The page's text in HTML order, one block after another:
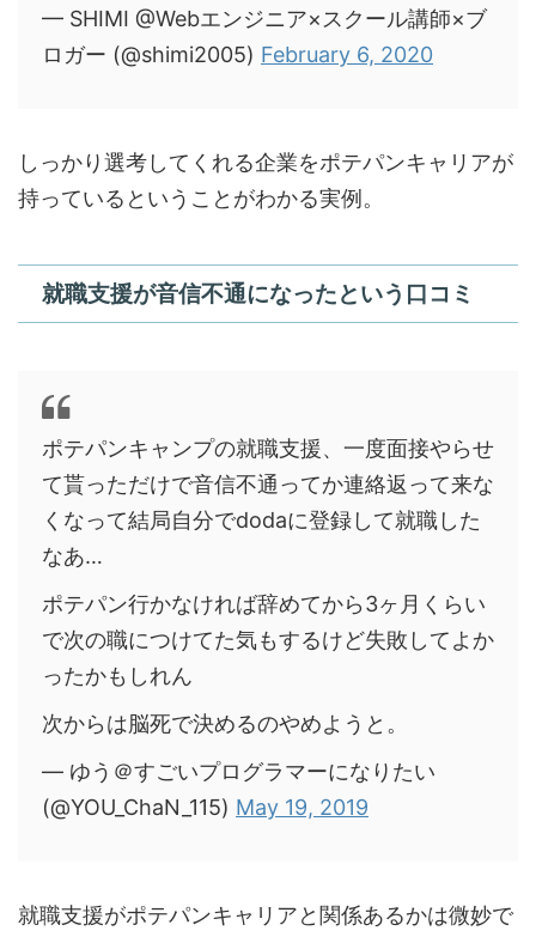
— SHIMI @Webエンジニア×スクール講師×ブ
ロガー (@shimi2005) February 6, 2020
しっかり選考してくれる企業をポテパンキャリアが
持っているということがわかる実例。
就職支援が音信不通になったという口コミ
ポテパンキャンプの就職支援、一度面接やらせ
て貰っただけで音信不通ってか連絡返って来な
くなって結局自分でdodaに登録して就職した
なあ…
ポテパン行かなければ辞めてから3ヶ月くらい
で次の職につけてた気もするけど失敗してよか
ったかもしれん
次からは脳死で決めるのやめようと。
— ゆう＠すごいプログラマーになりたい
(@YOU_ChaN_115) May 19, 2019
就職支援がポテパンキャリアと関係あるかは微妙で